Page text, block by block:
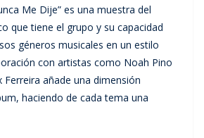
Me Dije” es una muestra del
que tiene el grupo y su capacidad
géneros musicales en un estilo
con artistas como Noah Pino
Ferreira añade una dimensión
haciendo de cada tema una